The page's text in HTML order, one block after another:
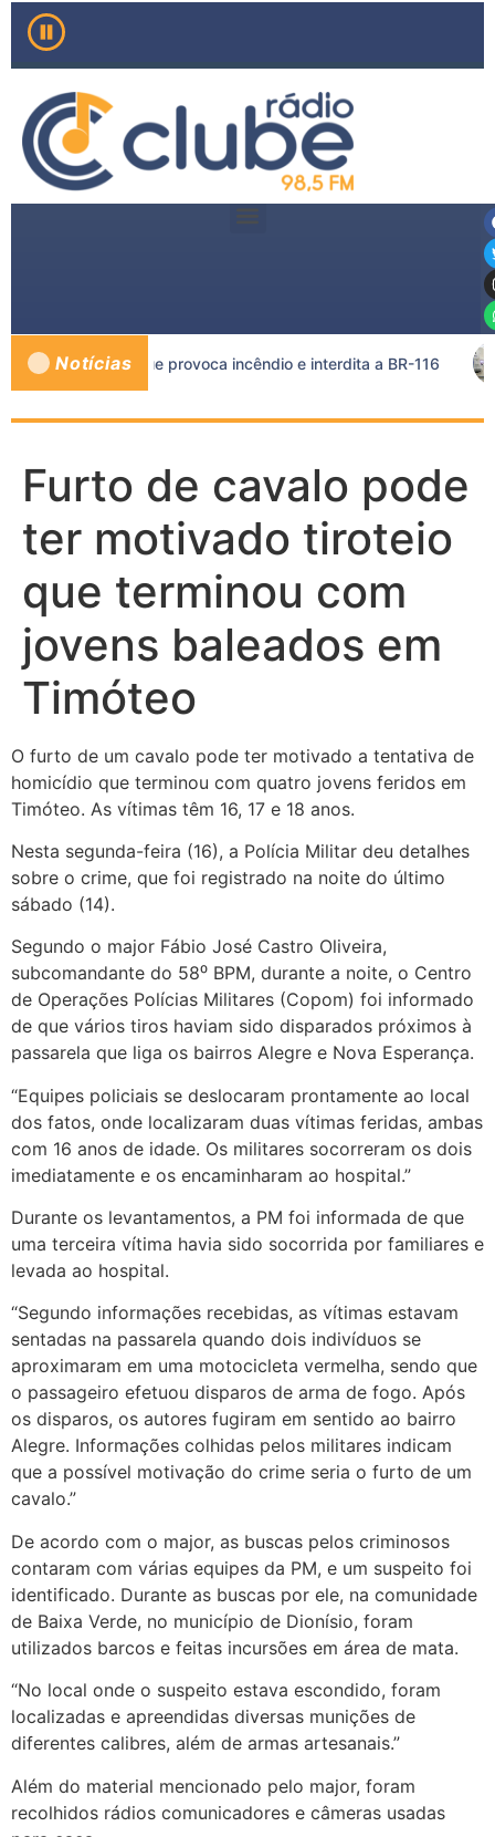
Notícias
e caminhão-tanque provoca incêndio e interdita a BR-116
Furto de cavalo pode
ter motivado tiroteio
que terminou com
jovens baleados em
Timóteo
O furto de um cavalo pode ter motivado a tentativa de
homicídio que terminou com quatro jovens feridos em
Timóteo. As vítimas têm 16, 17 e 18 anos.
Nesta segunda-feira (16), a Polícia Militar deu detalhes
sobre o crime, que foi registrado na noite do último
sábado (14).
Segundo o major Fábio José Castro Oliveira,
subcomandante do 58⁰ BPM, durante a noite, o Centro
de Operações Polícias Militares (Copom) foi informado
de que vários tiros haviam sido disparados próximos à
passarela que liga os bairros Alegre e Nova Esperança.
“Equipes policiais se deslocaram prontamente ao local
dos fatos, onde localizaram duas vítimas feridas, ambas
com 16 anos de idade. Os militares socorreram os dois
imediatamente e os encaminharam ao hospital.”
Durante os levantamentos, a PM foi informada de que
uma terceira vítima havia sido socorrida por familiares e
levada ao hospital.
“Segundo informações recebidas, as vítimas estavam
sentadas na passarela quando dois indivíduos se
aproximaram em uma motocicleta vermelha, sendo que
o passageiro efetuou disparos de arma de fogo. Após
os disparos, os autores fugiram em sentido ao bairro
Alegre. Informações colhidas pelos militares indicam
que a possível motivação do crime seria o furto de um
cavalo.”
De acordo com o major, as buscas pelos criminosos
contaram com várias equipes da PM, e um suspeito foi
identificado. Durante as buscas por ele, na comunidade
de Baixa Verde, no município de Dionísio, foram
utilizados barcos e feitas incursões em área de mata.
“No local onde o suspeito estava escondido, foram
localizadas e apreendidas diversas munições de
diferentes calibres, além de armas artesanais.”
Além do material mencionado pelo major, foram
recolhidos rádios comunicadores e câmeras usadas